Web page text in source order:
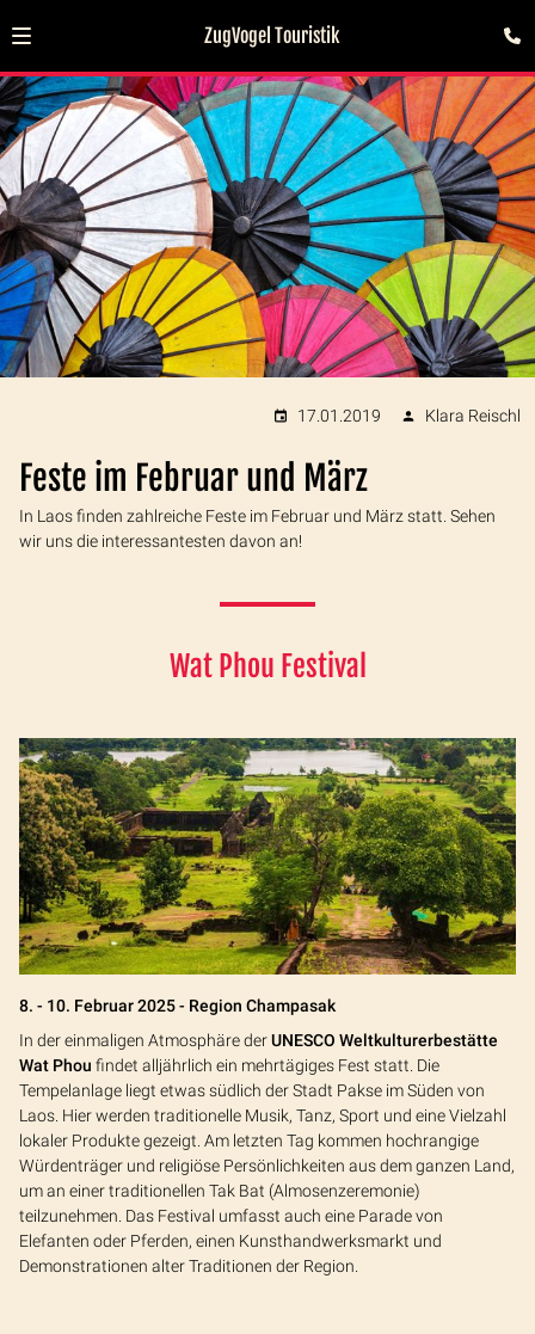
ZugVogel Touristik
17.01.2019 Klara Reischl
Feste im Februar und März
In Laos finden zahlreiche Feste im Februar und März statt. Sehen
wir uns die interessantesten davon an!
Wat Phou Festival
8. - 10. Februar 2025 - Region Champasak
In der einmaligen Atmosphäre derUNESCO Weltkulturerbestätte
Wat Phou findet alljährlich ein mehrtägiges Fest statt. Die
Tempelanlage liegt etwas südlich der Stadt Pakse im Süden von
Laos. Hier werden traditionelle Musik, Tanz, Sport und eine Vielzahl
lokaler Produkte gezeigt. Am letzten Tag kommen hochrangige
Würdenträger und religiöse Persönlichkeiten aus dem ganzen Land,
um an einer traditionellen Tak Bat (Almosenzeremonie)
teilzunehmen. Das Festival umfasst auch eine Parade von
Elefanten oder Pferden, einen Kunsthandwerksmarkt und
Demonstrationen alter Traditionen der Region.